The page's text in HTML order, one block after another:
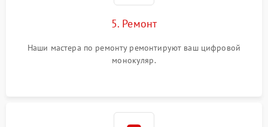
5. Ремонт
Наши мастера по ремонту ремонтируют ваш цифровой
монокуляр.